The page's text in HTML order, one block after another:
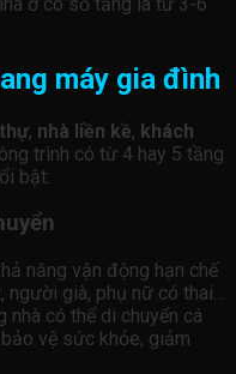
máy gia đình
, nhà liền kề, khách
trình có từ 4 hay 5 tầng
bật:
năng vận động hạn chế
người già, phụ nữ có thai…
nhà có thể di chuyển cá
vệ sức khỏe, giảm